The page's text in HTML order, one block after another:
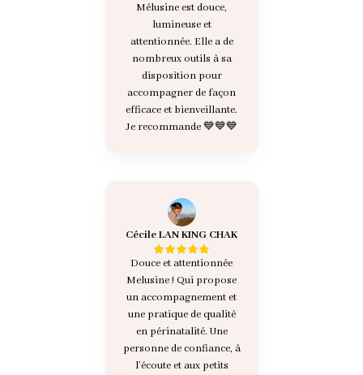
Mélusine est douce,
lumineuse et
attentionnée. Elle a de
nombreux outils à sa
disposition pour
accompagner de façon
efficace et bienveillante.
Je recommande 💙💙💙
Cécile LAN KING CHAK
Douce et attentionnée
Melusine ! Qui propose
un accompagnement et
une pratique de qualité
en périnatalité. Une
personne de confiance, à
l’écoute et aux petits